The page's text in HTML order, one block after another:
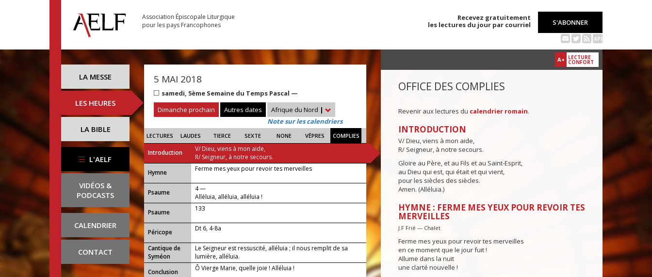
Association Épiscopale Liturgique
pour les pays Francophones
Recevez gratuitement
les lectures du jour par courriel
S'ABONNER
API
LA MESSE
LES HEURES
LA BIBLE
L'AELF
VIDÉOS &
PODCASTS
CALENDRIER
CONTACT
5 MAI 2018
samedi, 5ème Semaine du Temps Pascal —
Dimanche prochain
Autres dates Afrique du Nord |
Note sur les calendriers
LECTURES LAUDES TIERCE SEXTE NONE VÊPRES COMPLIES
Introduction
V/ Dieu, viens à mon aide,
R/ Seigneur, à notre secours.
...
Hymne Ferme mes yeux pour revoir tes merveilles
Psaume
4 —
Alléluia, alléluia, alléluia !
Psaume
133
Péricope Dt 6, 4-8a
Cantique de
Syméon
Le Seigneur est ressuscité, alléluia ; il nous remplit de sa
lumière, alléluia.
Conclusion
Ô Vierge Marie, quelle joie ! Alléluia !
A+ LECTURE
CONFORT
OFFICE DES COMPLIES
Revenir aux lectures du calendrier romain.
INTRODUCTION
V/ Dieu, viens à mon aide,
R/ Seigneur, à notre secours.
Gloire au Père, et au Fils et au Saint-Esprit,
au Dieu qui est, qui était et qui vient,
pour les siècles des siècles.
Amen. (Alléluia.)
HYMNE : FERME MES YEUX POUR REVOIR TES
MERVEILLES
J.F Frié — Chalet
Ferme mes yeux pour revoir tes merveilles
en ce moment que le jour fuit !
Allume dans la nuit
une clarté nouvelle !